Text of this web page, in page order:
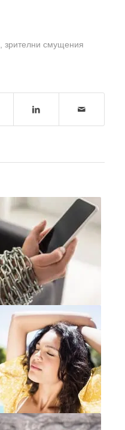
, зрителни смущения